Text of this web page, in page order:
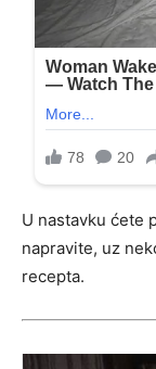
U nastavku ćete
napravite, uz
recepta.